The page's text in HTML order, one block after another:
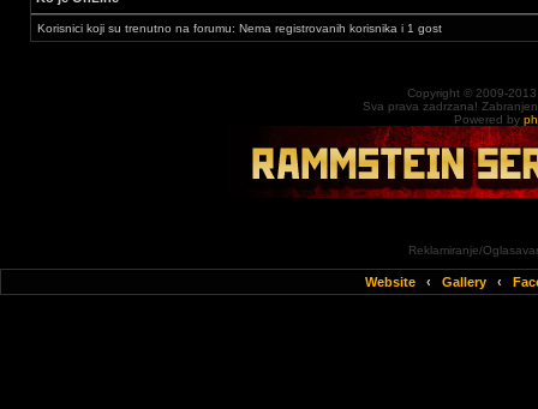
Korisnici koji su trenutno na forumu: Nema registrovanih korisnika i 1 gost
Copyright © 2009-
Sva prava zadrzana!
Powered by
Reklamiranje/
Website ‹ Gallery ‹